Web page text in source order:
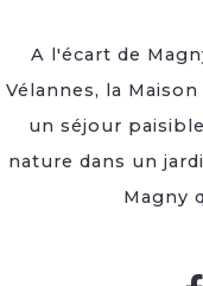
A l'écart de
Vélannes, la
un séjour
nature dans un
Magny